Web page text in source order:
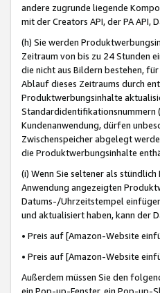
andere zugrunde liegende
mit der Creators API, der PA
(h) Sie werden
Zeitraum von bis zu 24 Stunden
die nicht aus Bildern bestehen,
Ablauf dieses Zeitraums durch
Produktwerbungsinhalte
Standardidentifikationsnummern
Kundenanwendung, dürfen
Zwischenspeicher abgelegt
die Produktwerbungsinhalte
(i) Wenn Sie seltener als
Anwendung angezeigten
Datums-/Uhrzeitstempel
und aktualisiert haben, kann der
• Preis auf [Amazon-Website
• Preis auf [Amazon-Website
Außerdem müssen Sie den
ein Pop-up-Fenster, ein Pop-up-